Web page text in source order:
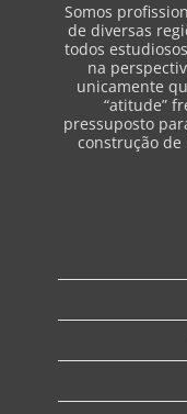
Somos
de diversas
todos
na
unicamente
“atitude”
pressuposto
construção de